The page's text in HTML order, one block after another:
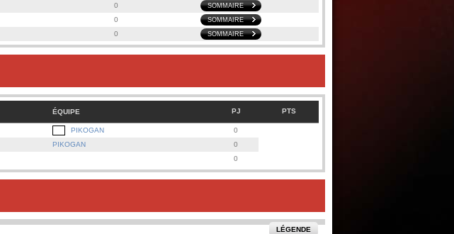
0 SOMMAIRE
0 SOMMAIRE
0 SOMMAIRE
ÉQUIPE PJ PTS
PIKOGAN
0
PIKOGAN
0
0
LÉGENDE